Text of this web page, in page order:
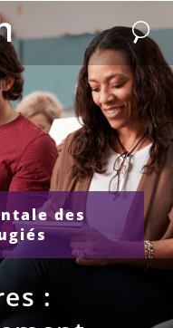
des
: